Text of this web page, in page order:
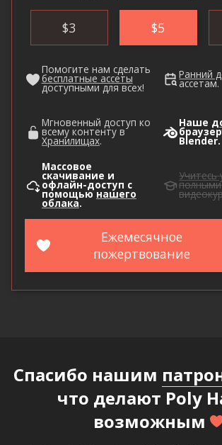
$3 $5
Помогите нам сделать
бесплатные ассеты
доступными для всех!
Ранний
ассетам.
Мгновенный доступ ко
всему контенту в
Хранилищах.
Наше
Blender.
Массовое
скачивание и
офлайн-доступ с
помощью нашего
облака.
Учитесь
полными
Ежемесячное
пожертвование
Спасибо нашим
что делают Poly
возможным